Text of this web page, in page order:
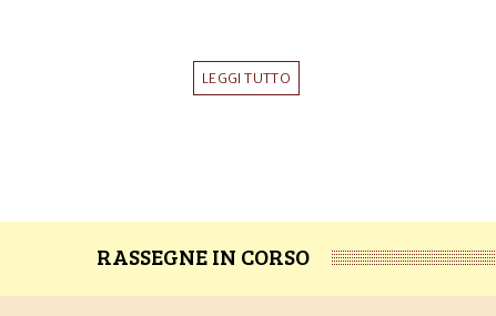
LEGGI TUTTO
RASSEGNE IN CORSO